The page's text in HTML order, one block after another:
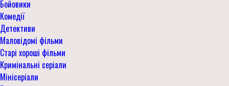
Бойовики
Комедії
Детективи
Маловідомі фільми
Старі хороші фільми
Кримінальні серіали
Мінісеріали